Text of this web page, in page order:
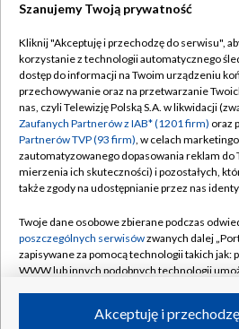
TVP
Abonament TVP
Emisja w TVP
Centrum informacji TVP
Naziemna Telewizja Cyfrowa
Rada Programowa
System NOS
Informacje o nadawcy
Program dla prasy
Regulamin
Polityka
Moje
Pomoc
Kontakt
Kanały
Szanujemy Twoją prywatność
Kliknij "Akceptuję i przechodzę do serwisu",
korzystanie z technologii automatycznego
dostęp do informacji na Twoim urządzeniu
przechowywanie oraz na przetwarzanie
nas, czyli Telewizję Polską S.A. w likwidacji
Zaufanych Partnerów z IAB* (1201 firm) oraz
Partnerów TVP (93 firm), w celach
zautomatyzowanego dopasowania reklam do
mierzenia ich skuteczności) i pozostałych,
także zgody na udostępnianie przez nas
Twoje dane osobowe zbierane podczas
poszczególnych serwisówzwanych dalej
zapisywane za pomocą technologii takich jak:
WWW lub innych podobnych technologii
ruchu w Internecie.Akceptuję i